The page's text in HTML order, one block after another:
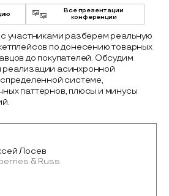
Все презентации
конференции
участниками разберем реальную
по донесению товарных
до покупателей. Обсудим
асинхронной
системе,
паттернов, плюсы и минусы
Лосев
& Russ